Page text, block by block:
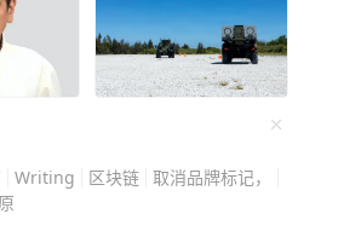
，
该
定
目
都给
刻
Writing 区块链
取消品牌标记，